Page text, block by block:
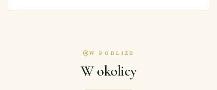
W POBLIŻU
W okolicy